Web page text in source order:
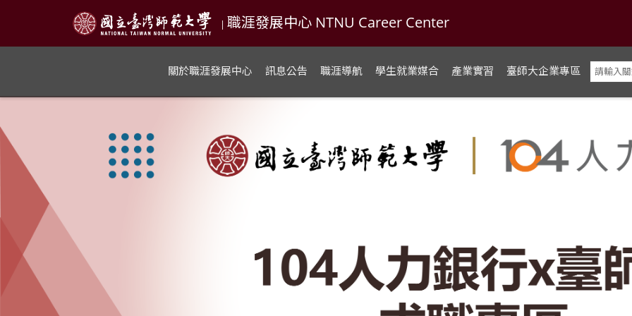
| 職涯發展中心 NTNU Career Center
關於職涯發展中心 訊息公告 職涯導航 學生就業媒合 產業實習 臺師大企業專區